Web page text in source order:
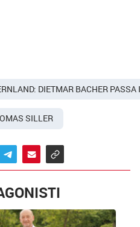
DIETMAR BACHER
SILLER